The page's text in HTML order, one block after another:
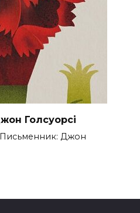
Голсуорсі
Письменник: Джон